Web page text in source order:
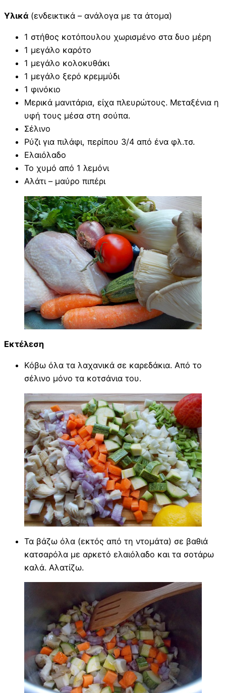
Υλικά (ενδεικτικά – ανάλογα με τα άτομα)
1 στήθος κοτόπουλου χωρισμένο στα δυο μέρη
1 μεγάλο καρότο
1 μεγάλο κολοκυθάκι
1 μεγάλο ξερό κρεμμύδι
1 φινόκιο
Μερικά μανιτάρια, είχα πλευρώτους. Μεταξένια η
υφή τους μέσα στη σούπα.
Σέλινο
Ρύζι για πιλάφι, περίπου 3/4 από ένα φλ.τσ.
Ελαιόλαδο
Το χυμό από 1 λεμόνι
Αλάτι – μαύρο πιπέρι
Εκτέλεση
Κόβω όλα τα λαχανικά σε καρεδάκια. Από το
σέλινο μόνο τα κοτσάνια του.
Τα βάζω όλα (εκτός από τη ντομάτα) σε βαθιά
κατσαρόλα με αρκετό ελαιόλαδο και τα σοτάρω
καλά. Αλατίζω.